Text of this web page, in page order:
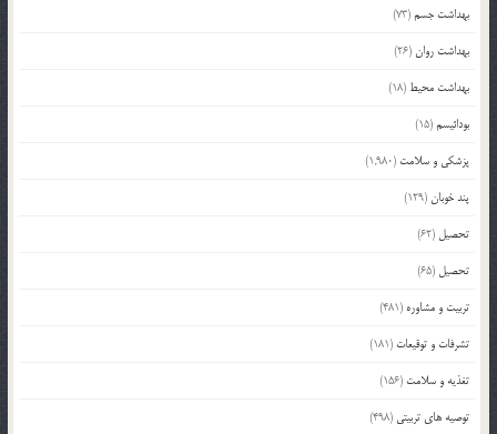
بهداشت جسم(73)
بهداشت روان(26)
بهداشت محیط (18)
بودائیسم(15)
پزشکی و سلامت (1,980)
پند خوبان(129)
تحصیل (62)
تحصیل (65)
تربیت و مشاوره (481)
تشرفات و توقیعات (181)
تغذیه و سلامت (156)
توصیه های تربیتی (498)